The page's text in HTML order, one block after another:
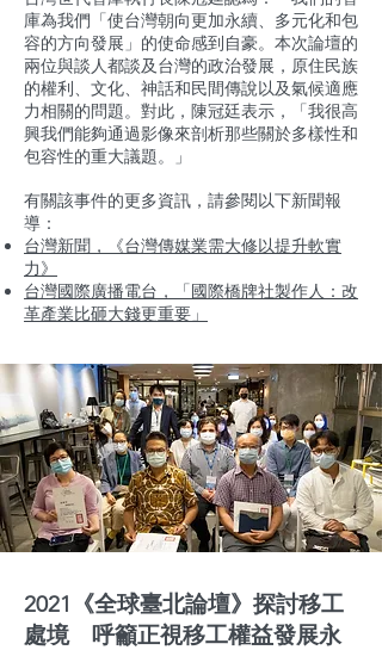
庫為我們「使台灣朝向更加永續、多元化和包
容的方向發展」的使命感到自豪。本次論壇的
兩位與談人都談及台灣的政治發展，原住民族
的權利、文化、神話和民間傳說以及氣候適應
力相關的問題。對此，陳冠廷表示，「我很高
興我們能夠通過影像來剖析那些關於多樣性和
包容性的重大議題。」
有關該事件的更多資訊，請參閱以下新聞報
導：
台灣新聞，《台灣傳媒業需大修以提升軟實
力》
台灣國際廣播電台，「國際橋牌社製作人：改
革產業比砸大錢更重要」
2021《全球臺北論壇》探討移工
處境 呼籲正視移工權益發展永